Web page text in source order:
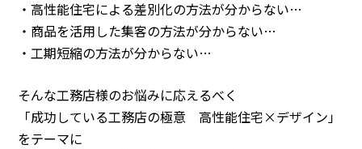
・高性能住宅による差別化の方法が分からない…
・商品を活用した集客の方法が分からない…
・工期短縮の方法が分からない…
そんな工務店様のお悩みに応えるべく
「成功している工務店の極意 高性能住宅×デザイン」
をテーマに